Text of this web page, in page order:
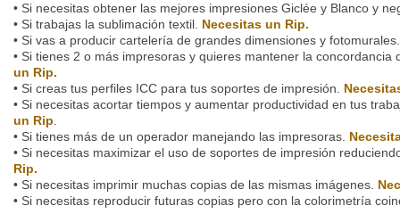
• Si necesitas obtener las mejores impresiones Giclée y Blanco y
• Si trabajas la sublimación textil. Necesitas un Rip.
• Si vas a producir cartelería de grandes dimensiones y
• Si tienes 2 o más impresoras y quieres mantener la
un Rip.
• Si creas tus perfiles ICC para tus soportes de impresión.
• Si necesitas acortar tiempos y aumentar productividad en tus
un Rip.
• Si tienes más de un operador manejando las impresoras.
• Si necesitas maximizar el uso de soportes de impresión
Rip.
• Si necesitas imprimir muchas copias de las mismas imágenes.
• Si necesitas reproducir futuras copias pero con la colorimetría